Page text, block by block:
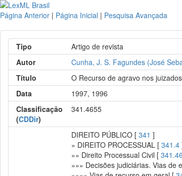
Página Anterior | Página Inicial | Pesquisa Avançada
Tipo
Artigo de revista
Autor
Cunha, J. S. Fagundes (José
Título
O Recurso de agravo nos
Data
1997, 1996
Classificação
(CDDir)
341.4655
DIREITO PÚBLICO [341 ]
» DIREITO PROCESSUAL [341.4
»» Direito Processual Civil [341.46
»»» Decisões judiciárias. Vias de